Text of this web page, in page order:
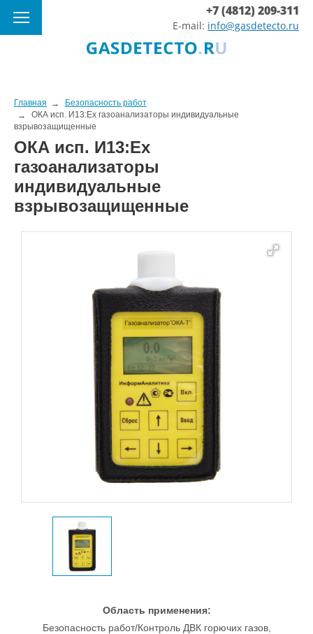
+7 (4812) 209-311
E-mail: info@gasdetecto.ru
Главная
Безопасность работ
ОКА исп. И13:Ex газоанализаторы индивидуальные
взрывозащищенные
ОКА исп. И13:Ex
газоанализаторы
индивидуальные
взрывозащищенные
Область применения:
Безопасность работ/Контроль ДВК горючих газов,